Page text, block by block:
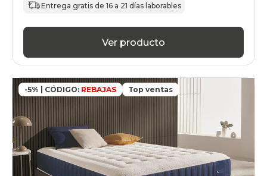
Entrega gratis de 16 a 21 días laborables
Ver producto
-5% | CÓDIGO: REBAJAS Top ventas